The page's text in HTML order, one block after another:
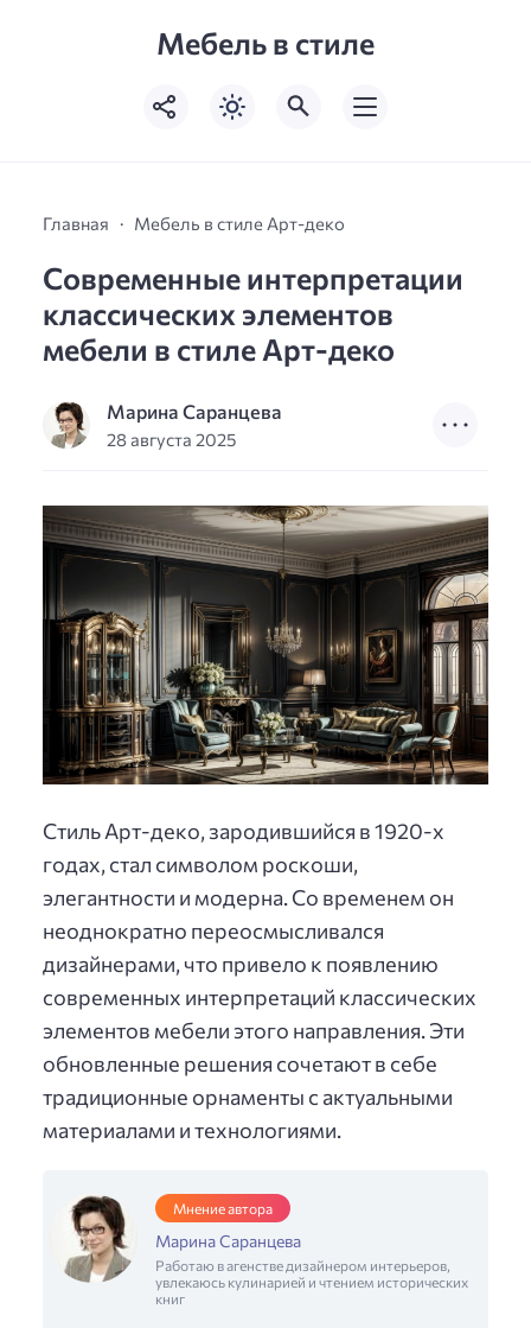
Мебель в стиле
Главная Мебель в стиле Арт-деко
Современные интерпретации
классических элементов
мебели в стиле Арт-деко
Марина Саранцева
28 августа 2025
Стиль Арт-деко, зародившийся в 1920-х
годах, стал символом роскоши,
элегантности и модерна. Со временем он
неоднократно переосмысливался
дизайнерами, что привело к появлению
современных интерпретаций классических
элементов мебели этого направления. Эти
обновленные решения сочетают в себе
традиционные орнаменты с актуальными
материалами и технологиями.
Мнение автора
Марина Саранцева
Работаю в агенстве дизайнером интерьеров,
увлекаюсь кулинарией и чтением исторических
книг